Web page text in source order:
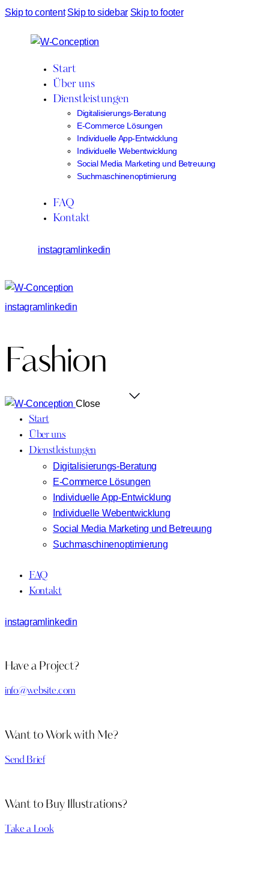
Skip to content Skip to sidebar Skip to footer
Start
Über uns
Dienstleistungen
Digitalisierungs-Beratung
E-Commerce Lösungen
Individuelle App-Entwicklung
Individuelle Webentwicklung
Social Media Marketing und Betreuung
Suchmaschinenoptimierung
FAQ
Kontakt
instagram linkedin
instagram linkedin
Fashion
Close
Start
Über uns
Dienstleistungen
Digitalisierungs-Beratung
E-Commerce Lösungen
Individuelle App-Entwicklung
Individuelle Webentwicklung
Social Media Marketing und Betreuung
Suchmaschinenoptimierung
FAQ
Kontakt
instagram linkedin
Have a Project?
info@website.com
Want to Work with Me?
Send Brief
Want to Buy Illustrations?
Take a Look